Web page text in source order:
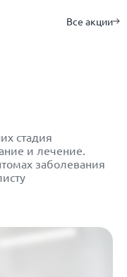
Все акции
стадия
и лечение.
заболевания